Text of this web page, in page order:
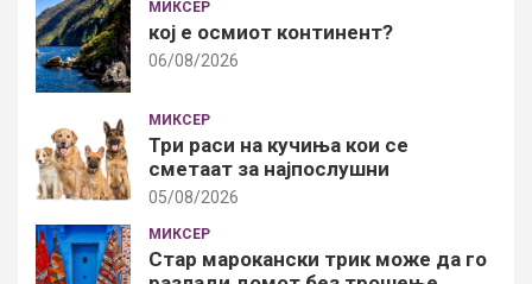
МИКСЕР
кој е осмиот континент?
06/08/2026
МИКСЕР
Три раси на кучиња кои се
сметаат за најпослушни
05/08/2026
МИКСЕР
Стар марокански трик може да го